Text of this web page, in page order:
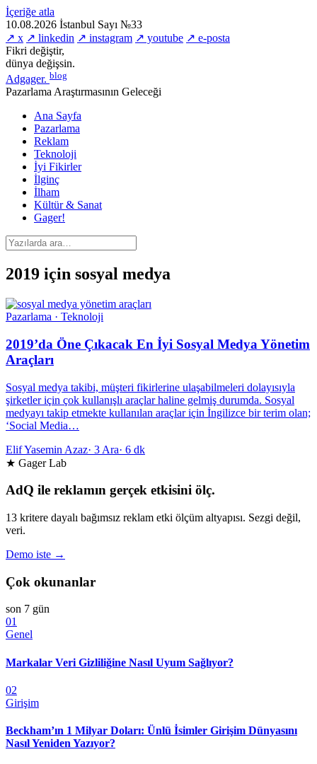
İçeriğe atla
10.08.2026 İstanbul Sayı №33
↗ x ↗ linkedin ↗ instagram ↗ youtube ↗ e-posta
Fikri değiştir,
dünya değişsin.
Adgager. blog
Pazarlama Araştırmasının Geleceği
Ana Sayfa
Pazarlama
Reklam
Teknoloji
İyi Fikirler
İlginç
İlham
Kültür & Sanat
Gager!
2019 için sosyal medya
Pazarlama · Teknoloji
2019’da Öne Çıkacak En İyi Sosyal Medya Yönetim
Araçları
Sosyal medya takibi, müşteri fikirlerine ulaşabilmeleri dolayısıyla
şirketler için çok kullanışlı araçlar haline gelmiş durumda. Sosyal
medyayı takip etmekte kullanılan araçlar için İngilizce bir terim olan;
‘Social Media…
Elif Yasemin Azaz· 3 Ara· 6 dk
★ Gager Lab
AdQ ile reklamın gerçek etkisini ölç.
13 kritere dayalı bağımsız reklam etki ölçüm altyapısı. Sezgi değil,
veri.
Demo iste →
Çok okunanlar
son 7 gün
01
Genel
Markalar Veri Gizliliğine Nasıl Uyum Sağlıyor?
02
Girişim
Beckham’ın 1 Milyar Doları: Ünlü İsimler Girişim Dünyasını
Nasıl Yeniden Yazıyor?